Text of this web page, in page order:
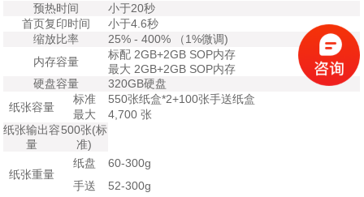
预热时间
小于20秒
首页复印时间
小于4.6秒
缩放比率
25% - 400% （1%微调)
内存容量
标配 2GB+2GB SOP内存
最大 2GB+2GB SOP内存
硬盘容量
320GB硬盘
纸张容量
标准
550张纸盒*2+100张手送纸盒
最大
4,700 张
纸张输出容
量
500张(标
准)
纸张重量
纸盘
60-300g
手送
52-300g